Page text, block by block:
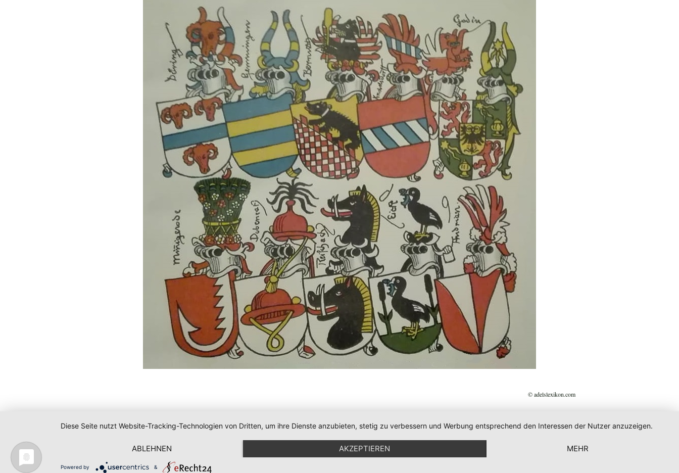
© adelslexikon.com
Diese Seite nutzt Website-Tracking-Technologien von Dritten, um ihre Dienste anzubieten, stetig zu verbessern und Werbung entsprechend den Interessen der Nutzer anzuzeigen.
ABLEHNEN AKZEPTIEREN MEHR
Powered by &